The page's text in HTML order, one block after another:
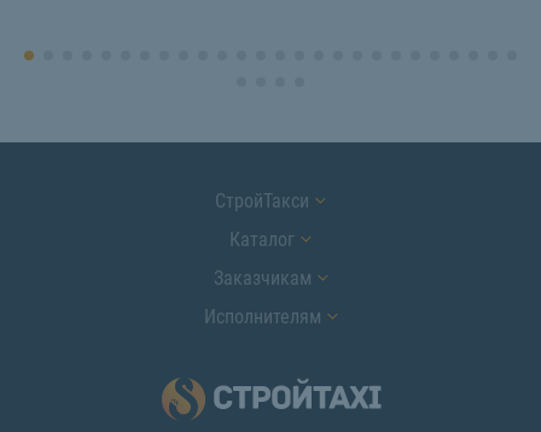
СтройТакси
Каталог
Заказчикам
Исполнителям